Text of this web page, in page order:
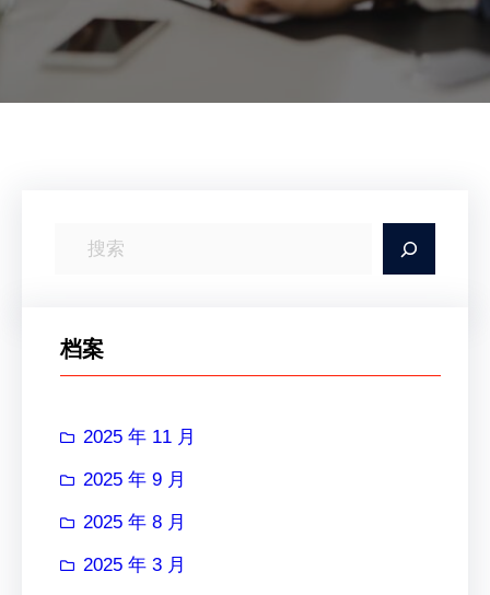
档案
2025 年 11 月
2025 年 9 月
2025 年 8 月
2025 年 3 月